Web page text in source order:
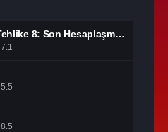
Görevimiz Tehlike 8: Son Hesaplaşma izle
7.1
5.5
8.5